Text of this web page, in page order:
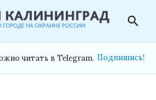
search
читать в Telegram. Подпишись!